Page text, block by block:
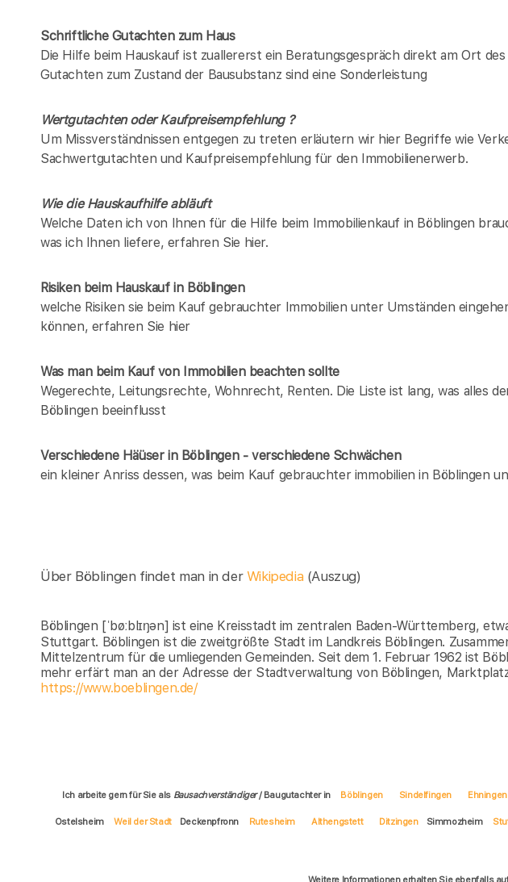
Schriftliche Gutachten zum Haus
Die Hilfe beim Hauskauf ist zuallererst ein Beratungsgespräch direkt am Ort
Gutachten zum Zustand der Bausubstanz sind eine Sonderleistung
Wertgutachten oder Kaufpreisempfehlung ?
Um Missverständnissen entgegen zu treten erläutern wir hier Begriffe wie
Sachwertgutachten und Kaufpreisempfehlung für den Immobilienerwerb.
Wie die Hauskaufhilfe abläuft
Welche Daten ich von Ihnen für die Hilfe beim Immobilienkauf in Böblingen
was ich Ihnen liefere, erfahren Sie hier.
Risiken beim Hauskaufin Böblingen
welche Risiken sie beim Kauf gebrauchter Immobilien unter Umständen
können, erfahren Sie hier
Was man beim Kauf von Immobilien beachten sollte
Wegerechte, Leitungsrechte, Wohnrecht, Renten. Die Liste ist lang, was alles
Böblingen beeinflusst
Verschiedene Häüser in Böblingen - verschiedene Schwächen
ein kleiner Anriss dessen, was beim Kauf gebrauchter immobilien in Böblingen
Über Böblingen findet man in der Wikipedia (Auszug)
Böblingen [ˈbøːblɪŋən] ist eine Kreisstadt im zentralen Baden-Württemberg,
Stuttgart. Böblingen ist die zweitgrößte Stadt im Landkreis Böblingen.
Mittelzentrum für die umliegenden Gemeinden. Seit dem 1. Februar 1962 ist
mehr erfärt man an der Adresse der Stadtverwaltung von Böblingen,
https://www.boeblingen.de/
Ich arbeite gern für Sie als Bausachverständiger/ Baugutachter in Böblingen Sindelfingen Ehningen
Ostelsheim Weil der Stadt Deckenpfronn Rutesheim Althengstett Ditzingen Simmozheim
Weitere Informationen erhalten Sie ebenfalls